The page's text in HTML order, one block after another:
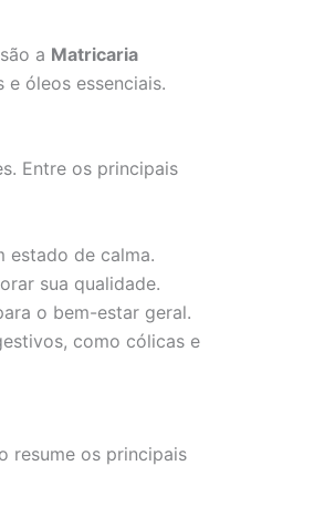
a Matricaria
óleos essenciais.
Entre os principais
estado de calma.
sua qualidade.
o bem-estar geral.
como cólicas e
resume os principais